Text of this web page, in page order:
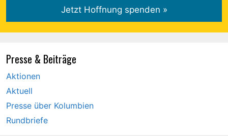
Presse & Beiträge
Aktionen
Aktuell
Presse über Kolumbien
Rundbriefe